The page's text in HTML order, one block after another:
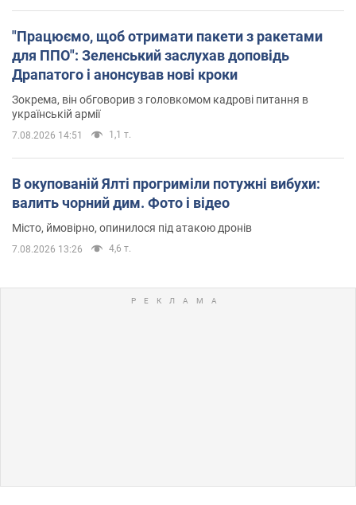
"Працюємо, щоб отримати пакети з ракетами
для ППО": Зеленський заслухав доповідь
Драпатого і анонсував нові кроки
Зокрема, він обговорив з головкомом кадрові питання в
українській армії
7.08.2026 14:51 1,1 т.
В окупованій Ялті прогриміли потужні вибухи:
валить чорний дим. Фото і відео
Місто, ймовірно, опинилося під атакою дронів
7.08.2026 13:26 4,6 т.